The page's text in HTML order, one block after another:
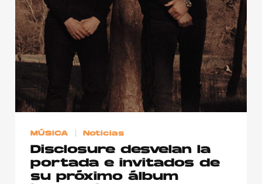
MÚSICA Noticias
Disclosure desvelan la
portada e invitados de
su próximo álbum